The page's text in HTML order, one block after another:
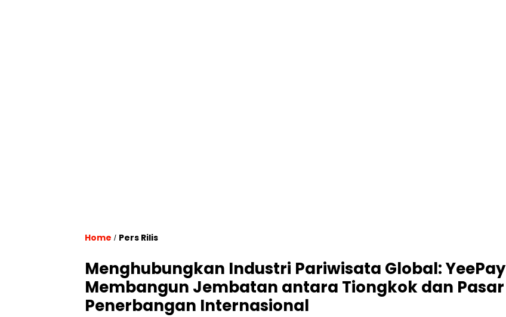
Home / Pers Rilis
Menghubungkan Industri Pariwisata Global: YeePay
Membangun Jembatan antara Tiongkok dan Pasar
Penerbangan Internasional